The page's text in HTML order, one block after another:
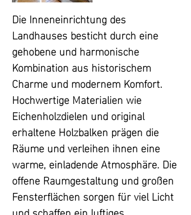
zukunftsweisender Energieeffizienz.
Das weitläufige Grundstück wurde
nach den Prinzipien des Buches
„Garten im Wandel“ nachhaltig und
durchdacht gestaltet. Alte Bäume,
pflegeleichte Hecken, Sträucher und
wassersparende Gräser prägen den
Garten. Einzelne "grüne Inseln" sind
mit handgeschmiedeten
Windspielen eines renommierten
Künstlers dekoriert und verleihen
dem Garten künstlerischen Charme.
Die Inneneinrichtung des
Landhauses besticht durch eine
gehobene und harmonische
Kombination aus historischem
Charme und modernem Komfort.
Hochwertige Materialien wie
Eichenholzdielen und original
erhaltene Holzbalken prägen die
Räume und verleihen ihnen eine
warme, einladende Atmosphäre. Die
offene Raumgestaltung und großen
Fensterflächen sorgen für viel Licht